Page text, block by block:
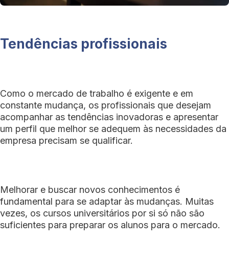
Tendências profissionais
Como o mercado de trabalho é exigente e em
constante mudança, os profissionais que desejam
acompanhar as tendências inovadoras e apresentar
um perfil que melhor se adequem às necessidades da
empresa precisam se qualificar.
Melhorar e buscar novos conhecimentos é
fundamental para se adaptar às mudanças. Muitas
vezes, os cursos universitários por si só não são
suficientes para preparar os alunos para o mercado.